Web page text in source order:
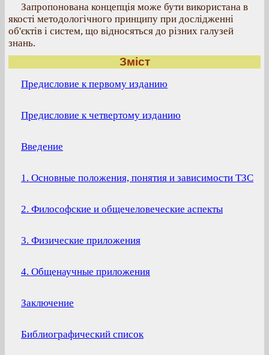
Запропонована концепція може бути використана в
якості методологічного принципу при дослідженні
об'єктів і систем, що відносяться до різних галузей
знань.
Зміст
Предисловие к первому изданию
Предисловие к четвертому изданию
Введение
1. Основные положения, понятия и зависимости ТЗС
2. Философские и общечеловеческие аспекты
3. Физические приложения
4. Общенаучные приложения
Заключение
Библиографический список